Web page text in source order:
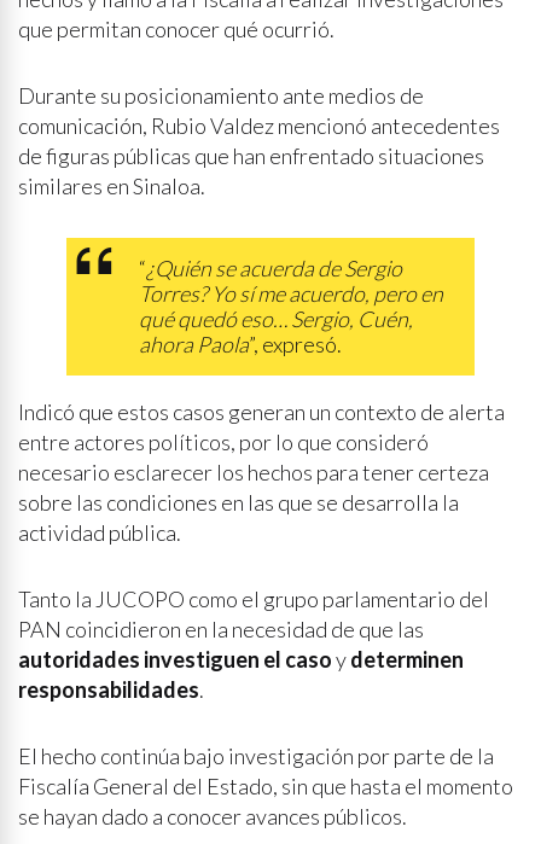
que permitan conocer qué ocurrió.
Durante su posicionamiento ante medios de
comunicación, Rubio Valdez mencionó antecedentes
de figuras públicas que han enfrentado situaciones
similares en Sinaloa.
“¿Quién se acuerda de Sergio
Torres? Yo sí me acuerdo, pero en
qué quedó eso… Sergio, Cuén,
ahora Paola”, expresó.
Indicó que estos casos generan un contexto de alerta
entre actores políticos, por lo que consideró
necesario esclarecer los hechos para tener certeza
sobre las condiciones en las que se desarrolla la
actividad pública.
Tanto la JUCOPO como el grupo parlamentario del
PAN coincidieron en la necesidad de que las
autoridades investiguen el casoydeterminen
responsabilidades.
El hecho continúa bajo investigación por parte de la
Fiscalía General del Estado, sin que hasta el momento
se hayan dado a conocer avances públicos.